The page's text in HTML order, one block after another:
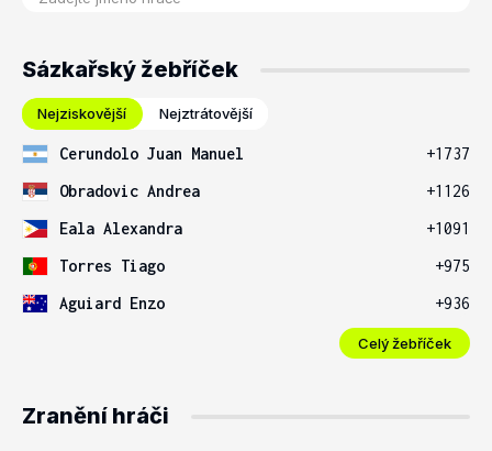
Sázkařský žebříček
Nejziskovější Nejztrátovější
Cerundolo Juan Manuel
+1737
Obradovic Andrea
+1126
Eala Alexandra
+1091
Torres Tiago
+975
Aguiard Enzo
+936
Celý žebříček
Zranění hráči